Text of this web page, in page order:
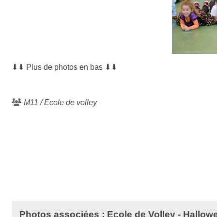
⬇⬇ Plus de photos en bas ⬇⬇
M11 / Ecole de volley
Photos associées : Ecole de Volley -